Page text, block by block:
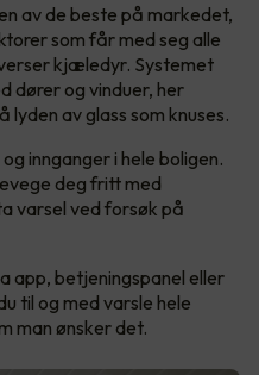
av de beste på markedet,
som får med seg alle
kjæledyr. Systemet
dører og vinduer, her
av glass som knuses.
innganger i hele boligen.
deg fritt med
varsel ved forsøk på
app, betjeningspanel eller
til og med varsle hele
man ønsker det.